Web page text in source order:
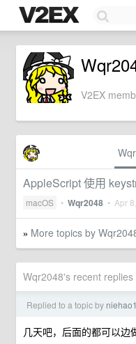
V2EX
AppleScript 使用
macOS • Wqr2048 • Apr
» More topics by
Wqr2048's recent replies
Replied to a topic by
几天吧，后面的都可以边